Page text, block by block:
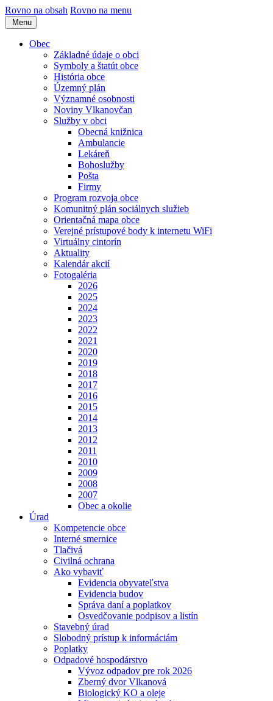
Rovno na obsah Rovno na menu
Menu
Obec
Základné údaje o obci
Symboly a štatút obce
História obce
Územný plán
Významné osobnosti
Noviny Vlkanovčan
Služby v obci
Obecná knižnica
Ambulancie
Lekáreň
Bohoslužby
Pošta
Firmy
Program rozvoja obce
Komunitný plán sociálnych služieb
Orientačná mapa obce
Verejné prístupové body k internetu WiFi
Virtuálny cintorín
Aktuality
Kalendár akcií
Fotogaléria
2026
2025
2024
2023
2022
2021
2020
2019
2018
2017
2016
2015
2014
2013
2012
2011
2010
2009
2008
2007
Obec a okolie
Úrad
Kompetencie obce
Interné smernice
Tlačivá
Civilná ochrana
Ako vybaviť
Evidencia obyvateľstva
Evidencia budov
Správa daní a poplatkov
Osvedčovanie podpisov a listín
Stavebný úrad
Slobodný prístup k informáciám
Poplatky
Odpadové hospodárstvo
Vývoz odpadov pre rok 2026
Zberný dvor Vlkanová
Biologický KO a oleje